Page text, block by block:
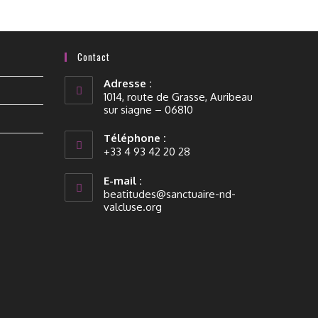
Contact
Adresse :
1014, route de Grasse, Auribeau
sur siagne – 06810
Téléphone :
+33 4 93 42 20 28
E-mail :
beatitudes@sanctuaire-nd-
valcluse.org